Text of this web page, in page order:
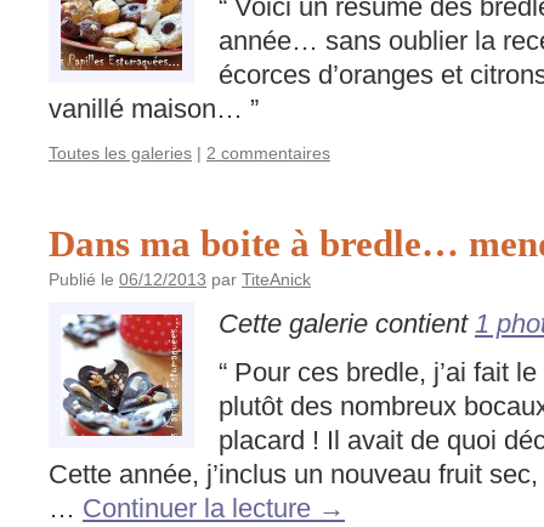
“ Voici un résumé des
année… sans oublier la
écorces d’oranges et
vanillé maison… ”
Toutes les galeries | 2 commentaires
Dans ma boite à bredle…
Publié le 06/12/2013 par TiteAnick
Cette galerie contient 1
“ Pour ces bredle, j’ai fait
plutôt des nombreux
placard ! Il avait de quoi
Cette année, j’inclus un nouveau fruit
… Continuer la lecture →